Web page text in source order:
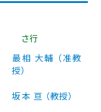
さ行
最相 大輔 （准教
授）
坂本 亘 （教授）